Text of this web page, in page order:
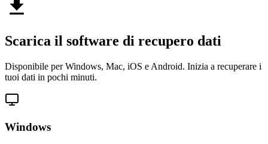
Scarica il software di recupero dati
Disponibile per Windows, Mac, iOS e Android. Inizia a recuperare i
tuoi dati in pochi minuti.
Windows